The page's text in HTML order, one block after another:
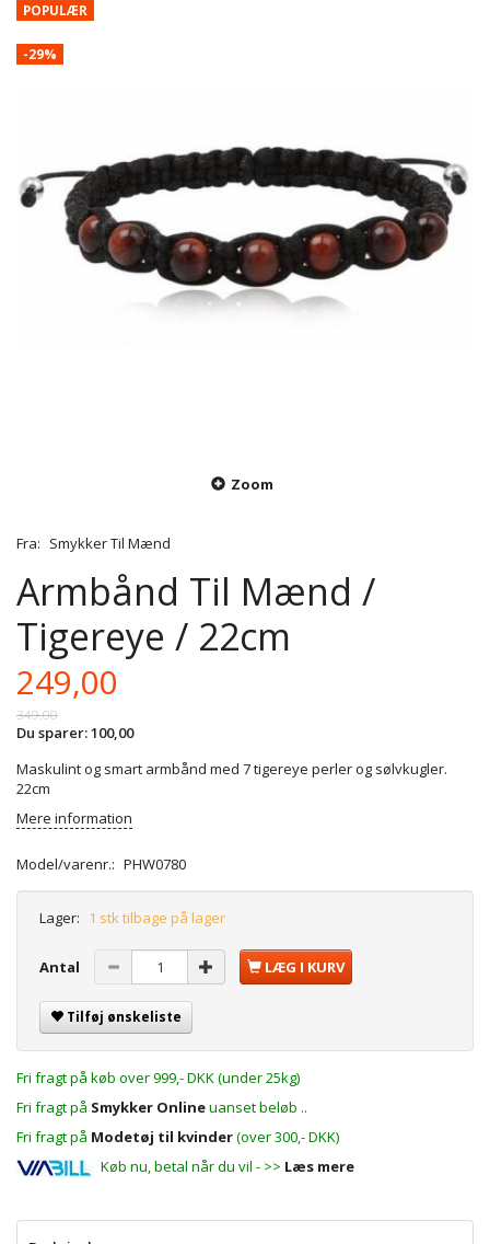
POPULÆR
-29%
Zoom
Fra: Smykker Til Mænd
Armbånd Til Mænd /
Tigereye / 22cm
249,00
349,00
Du sparer:100,00
Maskulint og smart armbånd med 7 tigereye perler og sølvkugler.
22cm
Mere information
Model/varenr.: PHW0780
Lager: 1 stk tilbage på lager
Antal LÆG I KURV
Tilføj ønskeliste
Fri fragt på køb over 999,- DKK (under 25kg)
Fri fragt på Smykker Onlineuanset beløb ..
Fri fragt på Modetøj til kvinder(over 300,- DKK)
Køb nu, betal når du vil - >> Læs mere